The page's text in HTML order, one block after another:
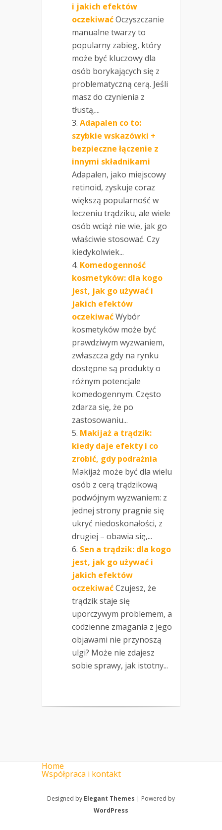
i jakich efektów
oczekiwaćOczyszczanie
manualne twarzy to
popularny zabieg, który
może być kluczowy dla
osób borykających się z
problematyczną cerą. Jeśli
masz do czynienia z
tłustą,...
Adapalen co to:
szybkie wskazówki +
bezpieczne łączenie z
innymi składnikami
Adapalen, jako miejscowy
retinoid, zyskuje coraz
większą popularność w
leczeniu trądziku, ale wiele
osób wciąż nie wie, jak go
właściwie stosować. Czy
kiedykolwiek...
Komedogenność
kosmetyków: dla kogo
jest, jak go używać i
jakich efektów
oczekiwaćWybór
kosmetyków może być
prawdziwym wyzwaniem,
zwłaszcza gdy na rynku
dostępne są produkty o
różnym potencjale
komedogennym. Często
zdarza się, że po
zastosowaniu...
Makijaż a trądzik:
kiedy daje efekty i co
zrobić, gdy podrażnia
Makijaż może być dla wielu
osób z cerą trądzikową
podwójnym wyzwaniem: z
jednej strony pragnie się
ukryć niedoskonałości, z
drugiej – obawia się,...
Sen a trądzik: dla kogo
jest, jak go używać i
jakich efektów
oczekiwaćCzujesz, że
trądzik staje się
uporczywym problemem, a
codzienne zmagania z jego
objawami nie przynoszą
ulgi? Może nie zdajesz
sobie sprawy, jak istotny...
Home
Współpraca i kontakt
Designed by Elegant Themes | Powered by
WordPress